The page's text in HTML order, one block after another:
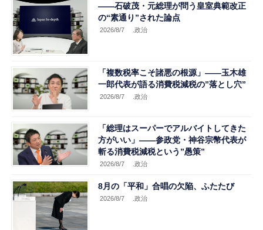
――石破茂・元総理が問う皇室典範改正
の“素通り”された論点
2026/8/7 .政治
「複数税率こそ諸悪の根源」――玉木雄
一郎代表が語る消費税減税の”落とし穴”
2026/8/7 .政治
「総理はスーパーでアルバイトしてきた
方がいい」――参政党・神谷宗幣代表が
斬る消費税減税という”愚策”
2026/8/7 .政治
8月の「平和」合唱の欠陥、ふたたび
2026/8/7 .政治